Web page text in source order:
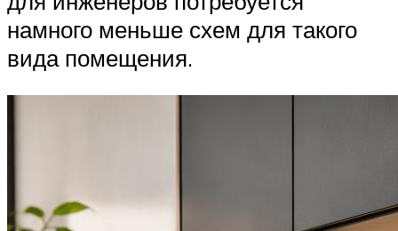
намного меньше схем для такого
вида помещения.